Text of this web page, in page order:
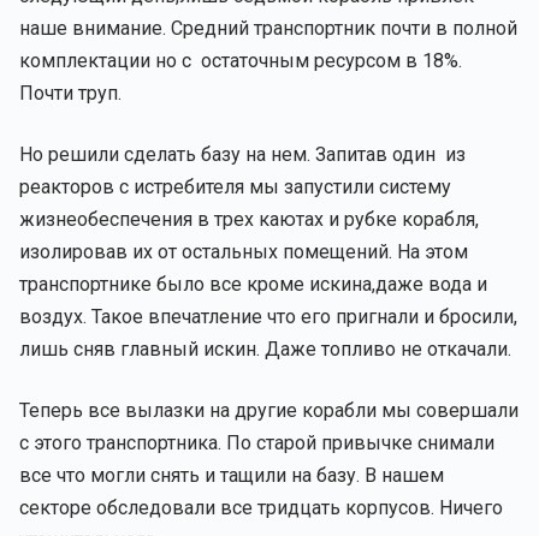
наше внимание. Средний транспортник почти в полной
комплектации но с остаточным ресурсом в 18%.
Почти труп.
Но решили сделать базу на нем. Запитав один из
реакторов с истребителя мы запустили систему
жизнеобеспечения в трех каютах и рубке корабля,
изолировав их от остальных помещений. На этом
транспортнике было все кроме искина,даже вода и
воздух. Такое впечатление что его пригнали и бросили,
лишь сняв главный искин. Даже топливо не откачали.
Теперь все вылазки на другие корабли мы совершали
с этого транспортника. По старой привычке снимали
все что могли снять и тащили на базу. В нашем
секторе обследовали все тридцать корпусов. Ничего